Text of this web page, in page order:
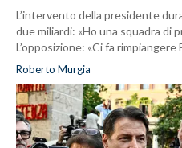
L’intervento della presidente
due miliardi: «Ho una squadra di
L’opposizione: «Ci fa rimpiangere
Roberto Murgia